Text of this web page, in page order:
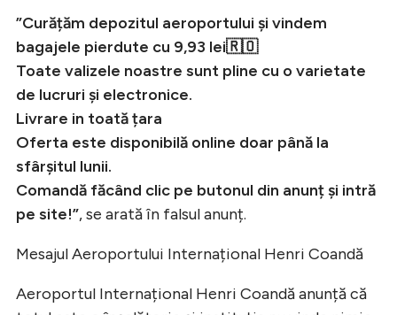
”Curățăm depozitul aeroportului și vindem
bagajele pierdute cu 9,93 lei🇷🇴
Toate valizele noastre sunt pline cu o varietate
de lucruri și electronice.
Livrare in toată țara
Oferta este disponibilă online doar până la
sfârșitul lunii.
Comandă făcând clic pe butonul din anunț și intră
pe site!”, se arată în falsul anunț.
Mesajul Aeroportului Internațional Henri Coandă
Aeroportul Internațional Henri Coandă anunță că